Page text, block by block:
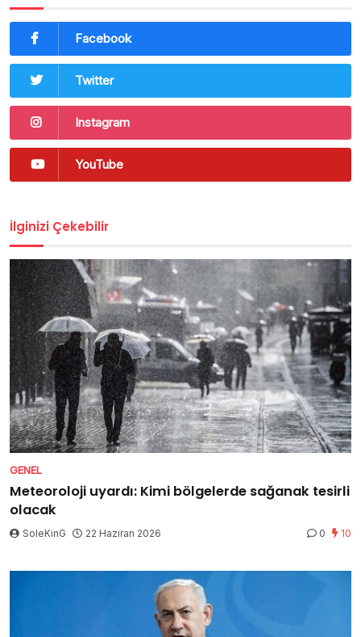
Facebook
Twitter
Instagram
YouTube
İlginizi Çekebilir
GENEL
Meteoroloji uyardı: Kimi bölgelerde sağanak tesirli
olacak
SoleKinG 22 Haziran 2026 0 10